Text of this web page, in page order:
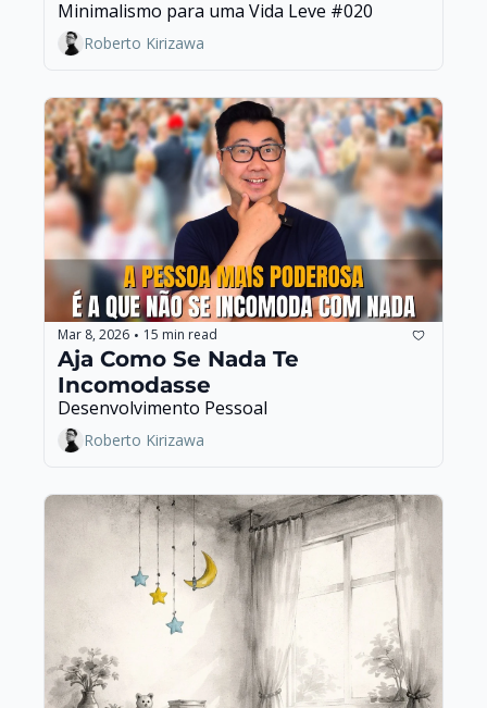
Minimalismo para uma Vida Leve #020
Roberto Kirizawa
Mar 8, 2026 • 15 min read
Aja Como Se Nada Te
Incomodasse
Desenvolvimento Pessoal
Roberto Kirizawa